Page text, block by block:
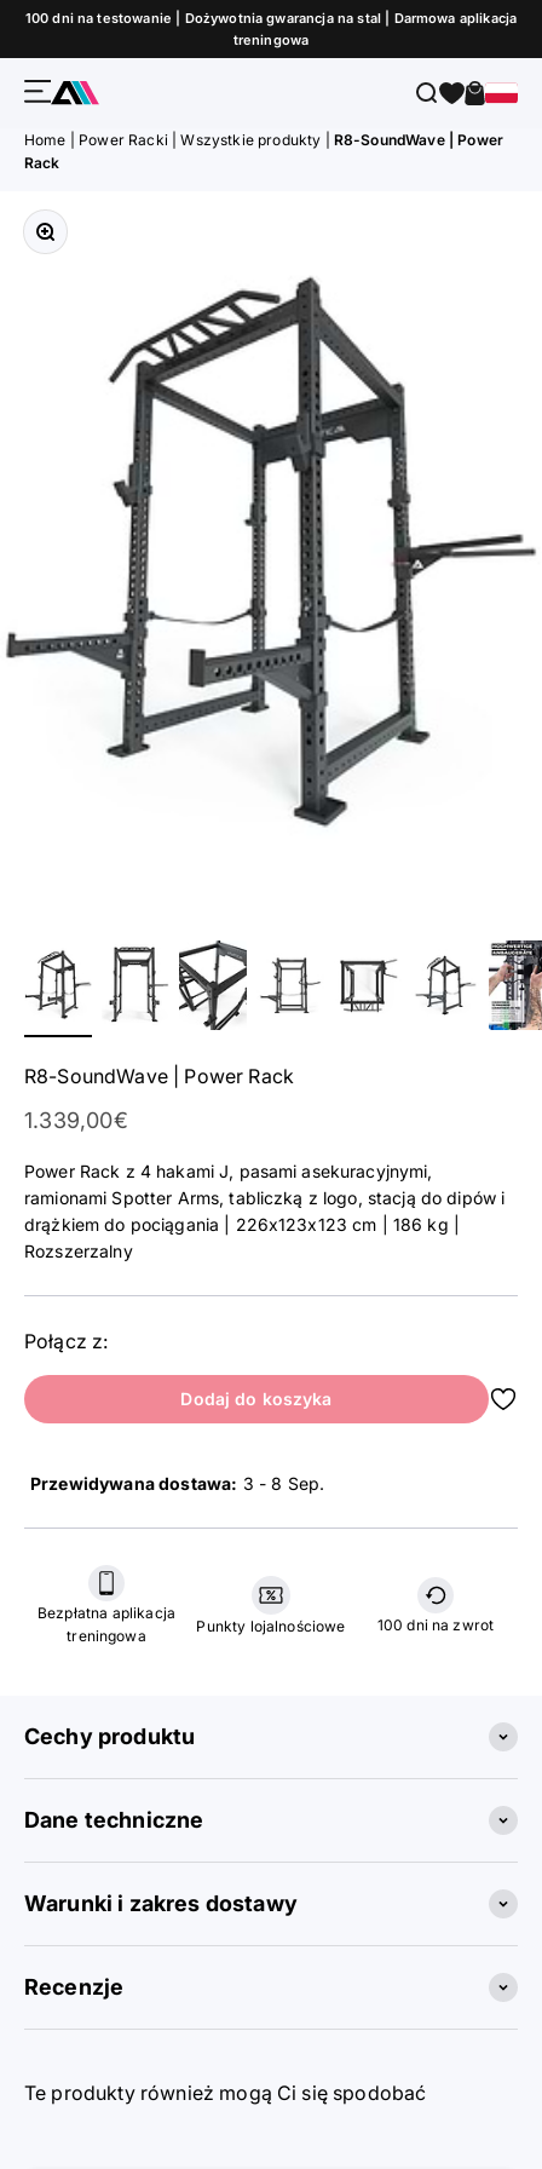
Przejdź do treści
100 dni na testowanie | Dożywotnia gwarancja na stal | Darmowa aplikacja
treningowa
MenuATLETICA SzukajKoszyk
Home Power Racki Wszystkie produkty
R8-SoundWave | Power
Rack
Przybliż
R8-SoundWave | Power Rack
Cena promocyjna
1.339,00€
Power Rack z 4 hakami J, pasami asekuracyjnymi,
ramionami Spotter Arms, tabliczką z logo, stacją do dipów i
drążkiem do pociągania | 226x123x123 cm | 186 kg |
Rozszerzalny
Połącz z:
Dodaj do koszyka
Przewidywana dostawa: 3 - 8 Sep.
Bezpłatna aplikacja
treningowa
Punkty lojalnościowe 100 dni na zwrot
Cechy produktu
Dane techniczne
Warunki i zakres dostawy
Recenzje
Te produkty również mogą Ci się spodobać